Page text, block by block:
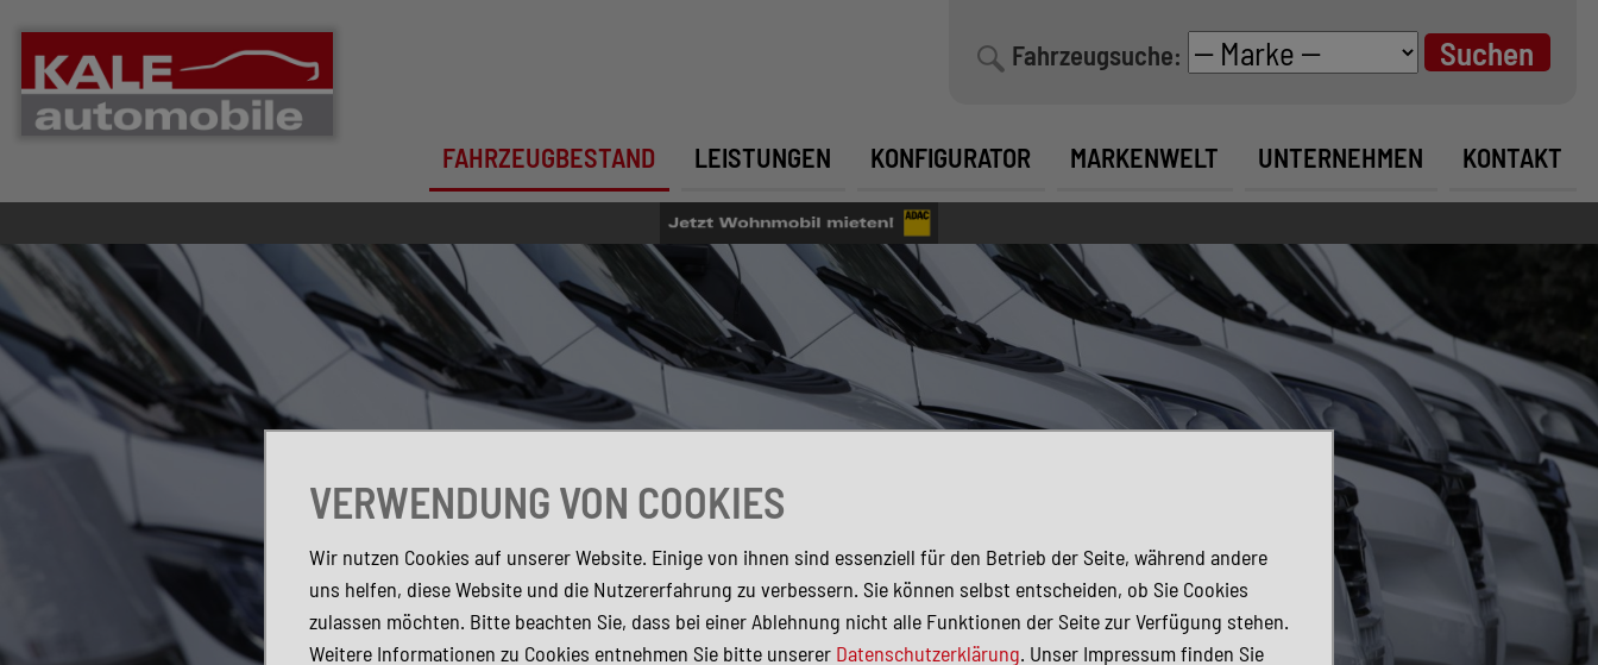
Fahrzeugsuche:
FAHRZEUGBESTAND LEISTUNGEN KONFIGURATOR MARKENWELT UNTERNEHMEN KONTAKT
VERWENDUNG VON COOKIES
Wir nutzen Cookies auf unserer Website. Einige von ihnen sind essenziell für den Betrieb der Seite, während andere
uns helfen, diese Website und die Nutzererfahrung zu verbessern. Sie können selbst entscheiden, ob Sie Cookies
zulassen möchten. Bitte beachten Sie, dass bei einer Ablehnung nicht alle Funktionen der Seite zur Verfügung stehen.
Weitere Informationen zu Cookies entnehmen Sie bitte unserer Datenschutzerklärung. Unser Impressum finden Sie